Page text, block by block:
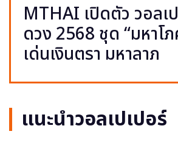
MTHAI เปิดตัว วอลเ
ดวง 2568 ชุด “มหาโ
เด่นเงินตรา มหาลาภ
แนะนำวอลเปเปอร์